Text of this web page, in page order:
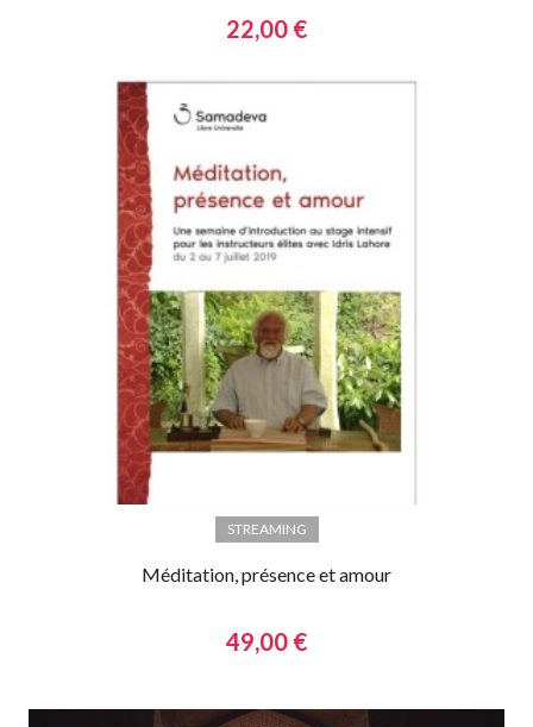
22,00 €
STREAMING
Méditation, présence et amour
49,00 €